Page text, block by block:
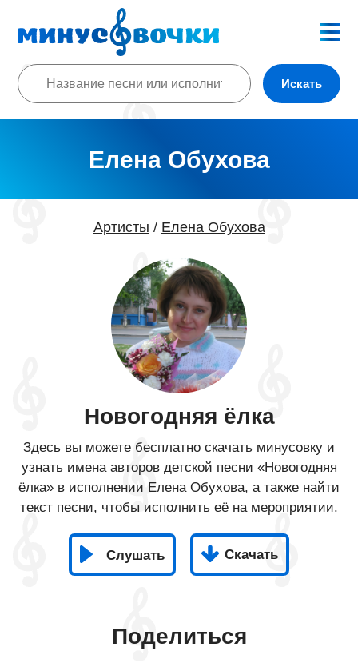
Искать
Елена Обухова
Артисты / Елена Обухова
Новогодняя ёлка
Здесь вы можете бесплатно скачать минусовку и
узнать имена авторов детской песни «Новогодняя
ёлка» в исполнении Елена Обухова, а также найти
текст песни, чтобы исполнить её на мероприятии.
Слушать Скачать
Поделиться